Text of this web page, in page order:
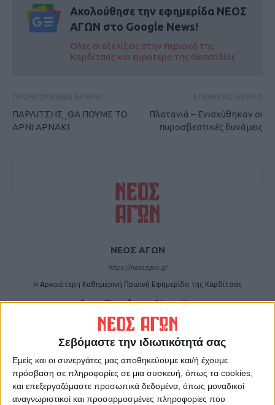
Σεβόμαστε την ιδιωτικότητά σας
Εμείς και οι συνεργάτες μας αποθηκεύουμε και/ή έχουμε
πρόσβαση σε πληροφορίες σε μια συσκευή, όπως τα cookies,
και επεξεργαζόμαστε προσωπικά δεδομένα, όπως μοναδικοί
αναγνωριστικοί και προσαρμοσμένες πληροφορίες που
Ακολούθησε την εφημερίδα ΝΕΟΣ
ΑΓΩΝ στο Google News!
Όλες οι εξελίξεις στην περιοχή της
Καρδίτσας και ευρύτερα της Θεσσαλίας
ΠΑΡΛΙΤΣΗΣ_ΘΑ ΠΟΥΜΕ ΤΟ
ΑΡΝΙ ΑΡΝΑΚΙ
Πλατανιά – Ενισχύθηκαν οι
πυροσβεστικές δυνάμεις
ΝΕΟΣ ΑΓΩΝ
https://neosagon.gr
Η Αρχαιότερη Καθημερινή Πρωινή Εφημερίδα της Καρδίτσας
ΠΑΡΟΜΟΙΑ ΑΡΘΡΑ